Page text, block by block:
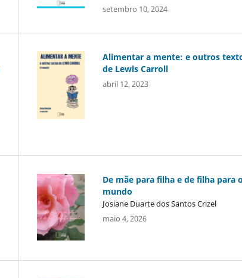
setembro 10, 2024
Alimentar a mente: e outros
de Lewis Carroll
abril 12, 2023
De mãe para filha e de filha para o
mundo
Josiane Duarte dos Santos Crizel
maio 4, 2026